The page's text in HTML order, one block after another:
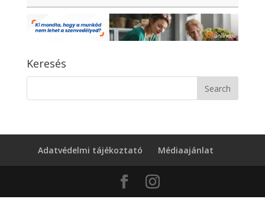
Keresés
Adatvédelmi tájékoztató Médiaajánlat